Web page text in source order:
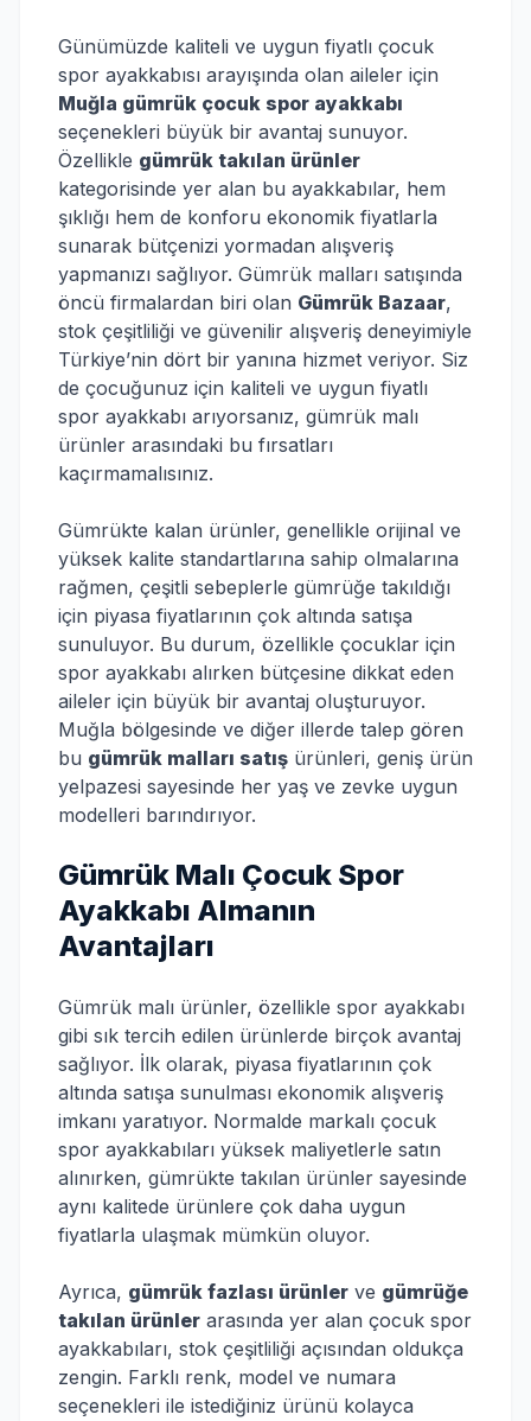
Günümüzde kaliteli ve uygun fiyatlı çocuk
spor ayakkabısı arayışında olan aileler için
Muğla gümrük çocuk spor ayakkabı
seçenekleri büyük bir avantaj sunuyor.
Özellikle gümrük takılan ürünler
kategorisinde yer alan bu ayakkabılar, hem
şıklığı hem de konforu ekonomik fiyatlarla
sunarak bütçenizi yormadan alışveriş
yapmanızı sağlıyor. Gümrük malları satışında
öncü firmalardan biri olan Gümrük Bazaar,
stok çeşitliliği ve güvenilir alışveriş deneyimiyle
Türkiye’nin dört bir yanına hizmet veriyor. Siz
de çocuğunuz için kaliteli ve uygun fiyatlı
spor ayakkabı arıyorsanız, gümrük malı
ürünler arasındaki bu fırsatları
kaçırmamalısınız.
Gümrükte kalan ürünler, genellikle orijinal ve
yüksek kalite standartlarına sahip olmalarına
rağmen, çeşitli sebeplerle gümrüğe takıldığı
için piyasa fiyatlarının çok altında satışa
sunuluyor. Bu durum, özellikle çocuklar için
spor ayakkabı alırken bütçesine dikkat eden
aileler için büyük bir avantaj oluşturuyor.
Muğla bölgesinde ve diğer illerde talep gören
bu gümrük malları satış ürünleri, geniş ürün
yelpazesi sayesinde her yaş ve zevke uygun
modelleri barındırıyor.
Gümrük Malı Çocuk Spor
Ayakkabı Almanın
Avantajları
Gümrük malı ürünler, özellikle spor ayakkabı
gibi sık tercih edilen ürünlerde birçok avantaj
sağlıyor. İlk olarak, piyasa fiyatlarının çok
altında satışa sunulması ekonomik alışveriş
imkanı yaratıyor. Normalde markalı çocuk
spor ayakkabıları yüksek maliyetlerle satın
alınırken, gümrükte takılan ürünler sayesinde
aynı kalitede ürünlere çok daha uygun
fiyatlarla ulaşmak mümkün oluyor.
Ayrıca, gümrük fazlası ürünler ve gümrüğe
takılan ürünler arasında yer alan çocuk spor
ayakkabıları, stok çeşitliliği açısından oldukça
zengin. Farklı renk, model ve numara
seçenekleri ile istediğiniz ürünü kolayca